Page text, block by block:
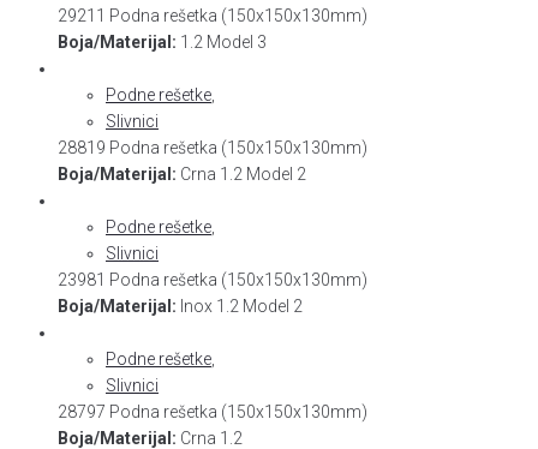
29211 Podna rešetka (150x150x130mm)
Boja/Materijal: 1.2 Model 3
Podne rešetke
Slivnici
28819 Podna rešetka (150x150x130mm)
Boja/Materijal: Crna 1.2 Model 2
Podne rešetke
Slivnici
23981 Podna rešetka (150x150x130mm)
Boja/Materijal: Inox 1.2 Model 2
Podne rešetke
Slivnici
28797 Podna rešetka (150x150x130mm)
Boja/Materijal: Crna 1.2